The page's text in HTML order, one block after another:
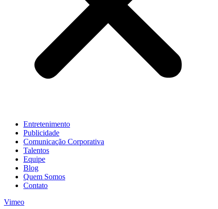
Entretenimento
Publicidade
Comunicação Corporativa
Talentos
Equipe
Blog
Quem Somos
Contato
Vimeo